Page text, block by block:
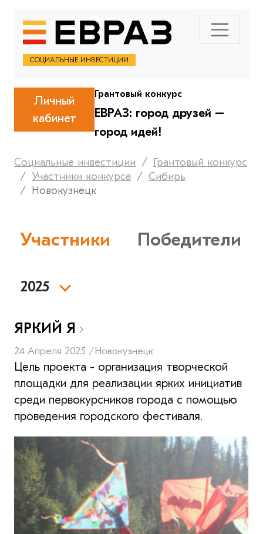
СОЦИАЛЬНЫЕ ИНВЕСТИЦИИ
Личный
кабинет
Грантовый конкурс
ЕВРАЗ: город друзей –
город идей!
Социальные инвестиции
Грантовый конкурс
Участники конкурса
Сибирь
Новокузнецк
Участники Победители
2025
ЯРКИЙ Я
24 Апреля 2025 /Новокузнецк
Цель проекта - организация творческой
площадки для реализации ярких инициатив
среди первокурсников города с помощью
проведения городского фестиваля.